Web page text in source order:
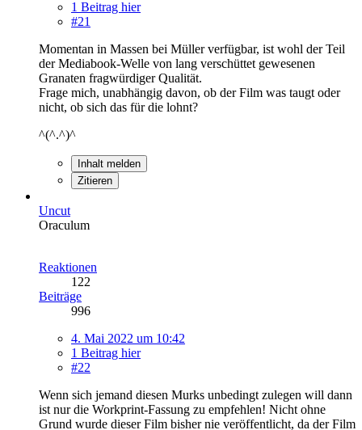
1 Beitrag hier
#21
Momentan in Massen bei Müller verfügbar, ist wohl der Teil
der Mediabook-Welle von lang verschüttet gewesenen
Granaten fragwürdiger Qualität.
Frage mich, unabhängig davon, ob der Film was taugt oder
nicht, ob sich das für die lohnt?
^(^.^)^
Inhalt melden
Zitieren
Uncut
Oraculum
Reaktionen
122
Beiträge
996
4. Mai 2022 um 10:42
1 Beitrag hier
#22
Wenn sich jemand diesen Murks unbedingt zulegen will dann
ist nur die Workprint-Fassung zu empfehlen! Nicht ohne
Grund wurde dieser Film bisher nie veröffentlicht, da der Film